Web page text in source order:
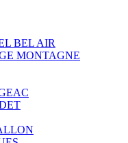
BEL AIR
MONTAGNE